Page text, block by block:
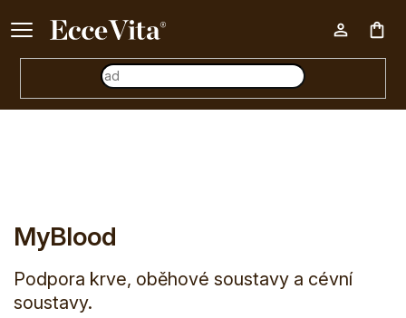
Ke každému nákupu nad 500 Kč dárek zdarma 📦
E-shop Značky Mycomedica MyBlood
MyBlood
Podpora krve, oběhové soustavy a cévní
soustavy.